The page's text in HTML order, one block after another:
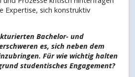
Expertise, sich konstruktiv
Bachelor- und
es, sich neben dem
Für wie wichtig halten
studentisches Engagement?